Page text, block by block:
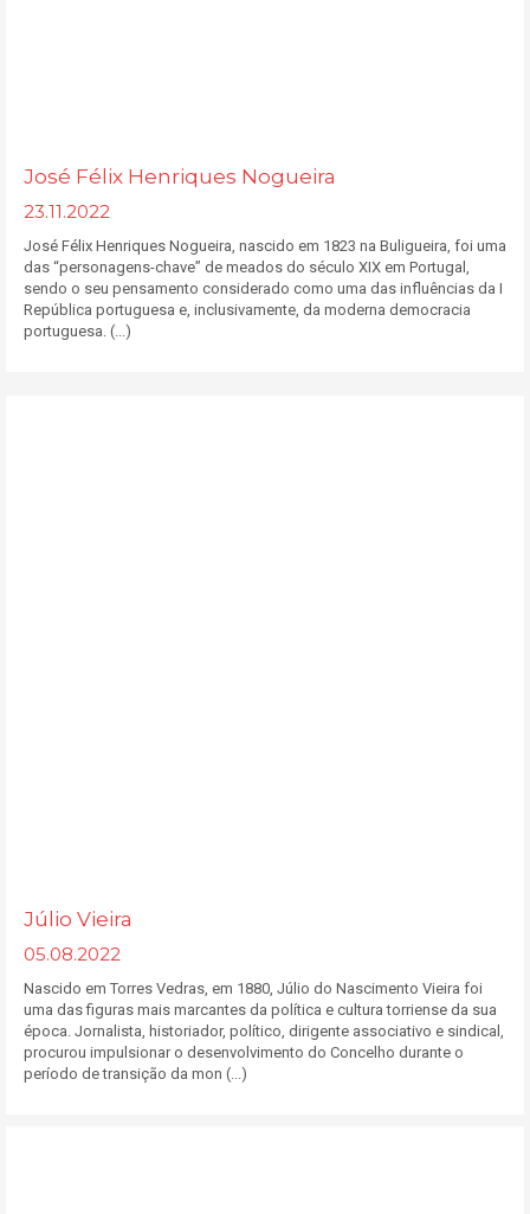
José Félix Henriques Nogueira
23.11.2022
José Félix Henriques Nogueira, nascido em 1823 na Buligueira, foi uma
das “personagens-chave” de meados do século XIX em Portugal,
sendo o seu pensamento considerado como uma das influências da I
República portuguesa e, inclusivamente, da moderna democracia
portuguesa. (...)
Júlio Vieira
05.08.2022
Nascido em Torres Vedras, em 1880, Júlio do Nascimento Vieira foi
uma das figuras mais marcantes da política e cultura torriense da sua
época. Jornalista, historiador, político, dirigente associativo e sindical,
procurou impulsionar o desenvolvimento do Concelho durante o
período de transição da mon (...)